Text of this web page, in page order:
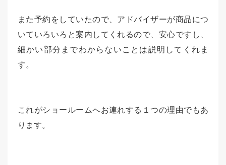
また予約をしていたので、アドバイザーが商品につ
いていろいろと案内してくれるので、安心ですし、
細かい部分までわからないことは説明してくれま
す。
これがショールームへお連れする１つの理由でもあ
ります。